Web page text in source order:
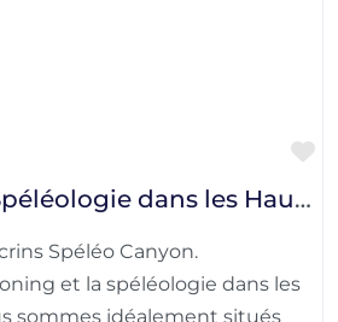
Canyoning & Spéléologie dans les Hautes-Alpes
Spéléo Canyon.
et la spéléologie dans les
sommes idéalement situés